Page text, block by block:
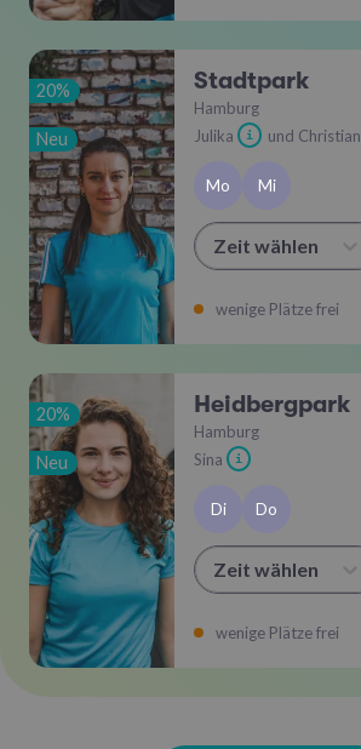
20%
Neu
Stadtpark
Hamburg
Julika
i und Christian
Mo Mi
Zeit wählen
wenige Plätze frei
20%
Neu
Heidbergpark
Hamburg
Sina
i
Di Do
Zeit wählen
wenige Plätze frei